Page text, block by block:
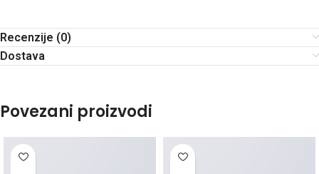
Recenzije (0)
Dostava
Povezani proizvodi